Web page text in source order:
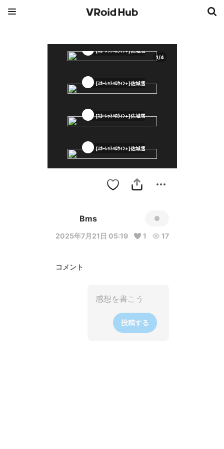
1/4
[ｽｶｰﾚｯﾄﾊﾛｳｨﾝ+]佐城雪美
[ｽｶｰﾚｯﾄﾊﾛｳｨﾝ+]佐城雪美
[ｽｶｰﾚｯﾄﾊﾛｳｨﾝ+]佐城雪美
[ｽｶｰﾚｯﾄﾊﾛｳｨﾝ+]佐城雪美
Bms
2025年7月21日 05:19 1 17
コメント
投稿する